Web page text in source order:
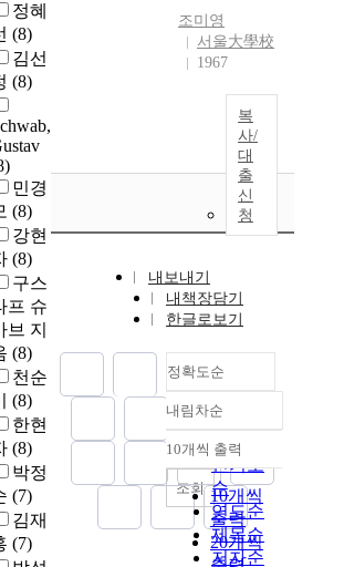
정혜
(8)
김선
(8)
민경
(8)
강현
(8)
구스
프 슈
브 지
(8)
천순
(8)
한현
(8)
박정
(7)
김재
(7)
조미영
서울大學校
1967
복
사/
대
출
신
청
내보내기
내책장담기
한글로보기
정확도순
정확도
순
인기도
순
연도순
제목순
저자순
내림차순
내림차순
10개씩 출력
10개씩
출력
20개씩
조회